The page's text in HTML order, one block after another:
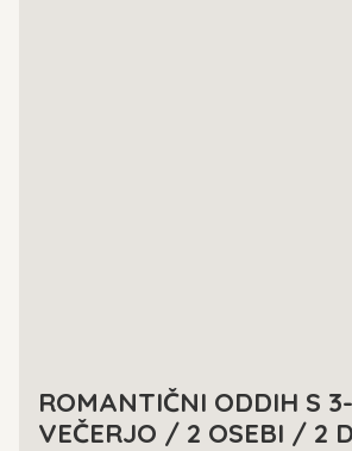
ROMANTIČNI ODDIH S
VEČERJO / 2 OSEBI / 2